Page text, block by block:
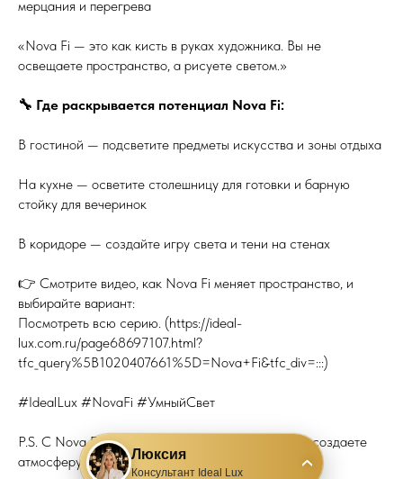
мерцания и перегрева
«Nova Fi — это как кисть в руках художника. Вы не
освещаете пространство, а рисуете светом.»
🔧 Где раскрывается потенциал Nova Fi:
В гостиной — подсветите предметы искусства и зоны отдыха
На кухне — осветите столешницу для готовки и барную
стойку для вечеринок
В коридоре — создайте игру света и тени на стенах
👉 Смотрите видео, как Nova Fi меняет пространство, и
выбирайте вариант:
Посмотреть всю серию. (https://ideal-
lux.com.ru/page68697107.html?
tfc_query%5B1020407661%5D=Nova+Fi&tfc_div=:::)
#IdealLux #NovaFi #УмныйСвет
P.S. С Nova Fi вы не просто включаете свет — вы создаете
атмосферу. Проверено дизайнерами!
Люксия
Консультант Ideal Lux
›